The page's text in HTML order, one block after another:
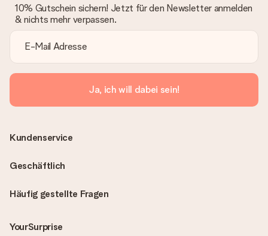
10% Gutschein sichern! Jetzt für den Newsletter anmelden
& nichts mehr verpassen.
Ja, ich will dabei sein!
Häufig gestellte Fragen
YourSurprise
Kundenservice
Geschäftlich